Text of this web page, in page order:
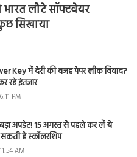
भारत लौटे सॉफ्टवेयर
सिखाया
Key में देरी की वजह पेपर लीक विवाद?
रहे इंतजार
PM
बड़ा अपडेट! 15 अगस्त से पहले कर लें ये
है स्कॉलरशिप
AM